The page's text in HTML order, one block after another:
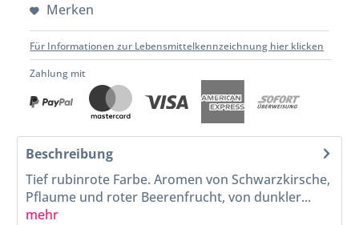
Merken
Für Informationen zur Lebensmittelkennzeichnung hier klicken
Zahlung mit
Beschreibung
Tief rubinrote Farbe. Aromen von Schwarzkirsche,
Pflaume und roter Beerenfrucht, von dunkler...
mehr